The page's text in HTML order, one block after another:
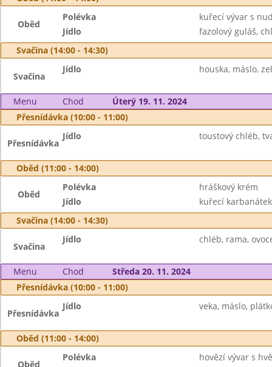
Oběd
Polévka
kuřecí vývar s
Jídlo
fazolový guláš,
Svačina (14:00 - 14:30)
Svačina
Jídlo houska, máslo,
Menu Chod
Úterý 19. 11. 2024
Přesnídávka (10:00 - 11:00)
Přesnídávka
Jídlo toustový chléb,
Oběd (11:00 - 14:00)
Oběd
Polévka
hráškový krém
Jídlo
kuřecí
Svačina (14:00 - 14:30)
Svačina
Jídlo chléb, rama,
Menu Chod
Středa 20. 11. 2024
Přesnídávka (10:00 - 11:00)
Přesnídávka
Jídlo veka, máslo,
Oběd (11:00 - 14:00)
Oběd
Polévka
hovězí vývar s